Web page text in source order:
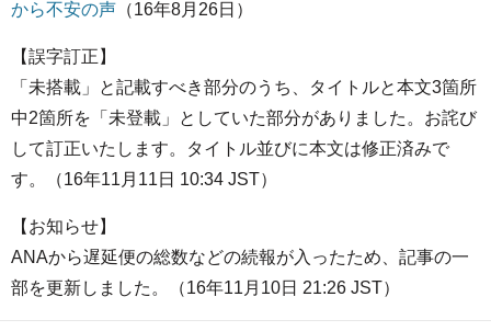
から不安の声 （16年8月26日）
【誤字訂正】
「未搭載」と記載すべき部分のうち、タイトルと本文3箇所
中2箇所を「未登載」としていた部分がありました。お詫び
して訂正いたします。タイトル並びに本文は修正済みで
す。（16年11月11日 10:34 JST）
【お知らせ】
ANAから遅延便の総数などの続報が入ったため、記事の一
部を更新しました。（16年11月10日 21:26 JST）